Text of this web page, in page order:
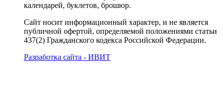
календарей, буклетов, брошюр.
Сайт носит информационный характер, и не является
публичной офертой, определяемой положениями статьи
437(2) Гражданского кодекса Российской Федерации.
Разработка сайта - ИВИТ